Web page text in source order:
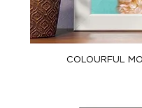
COLOURFUL